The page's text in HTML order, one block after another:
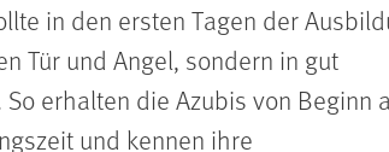
in den ersten Tagen der
Tür und Angel, sondern in gut
erhalten die Azubis von Beginn
und kennen ihre